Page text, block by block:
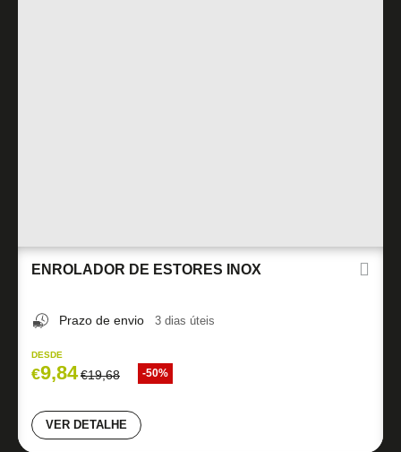
ENROLADOR DE ESTORES INOX
Prazo de envio 3 dias úteis
DESDE
€9,84€19,68 -50%
VER DETALHE